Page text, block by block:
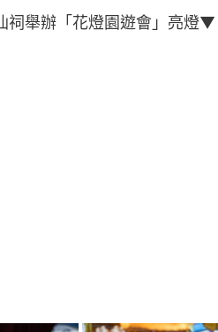
舉辦「花燈園遊會」亮燈▼